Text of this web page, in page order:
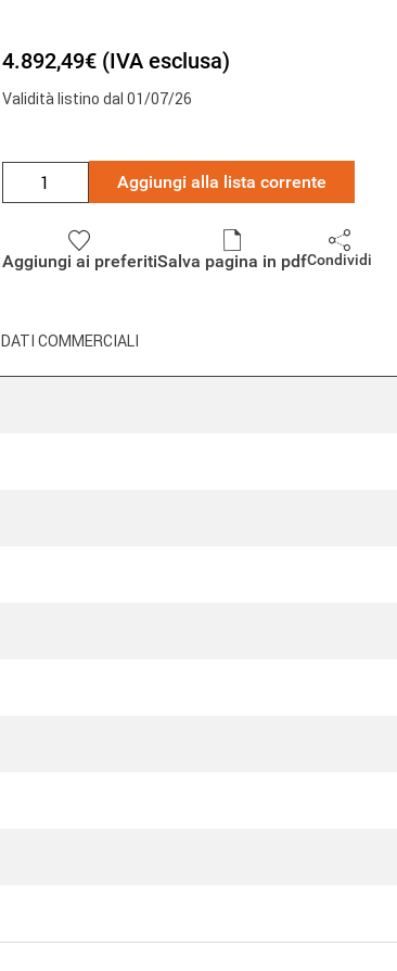
4.892,49€ (IVA esclusa)
Validità listino dal 01/07/26
Aggiungi alla lista corrente
Aggiungi ai preferitiSalva pagina in pdfCondividi
DATI COMMERCIALI